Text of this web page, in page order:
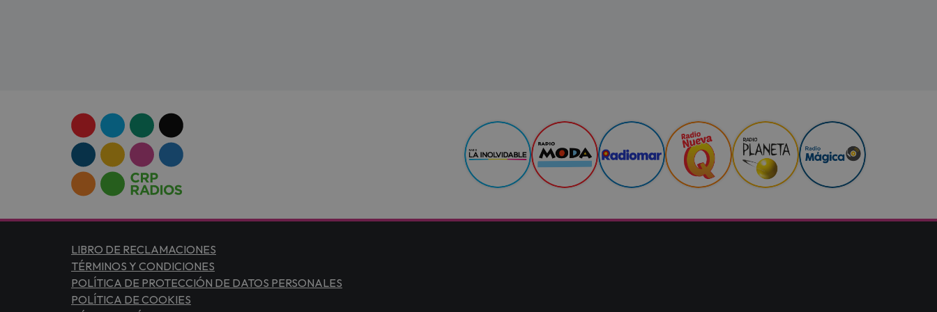
LIBRO DE RECLAMACIONES
TÉRMINOS Y CONDICIONES
POLÍTICA DE PROTECCIÓN DE DATOS PERSONALES
POLÍTICA DE COOKIES